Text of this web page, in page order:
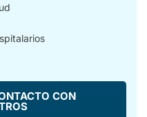
CON